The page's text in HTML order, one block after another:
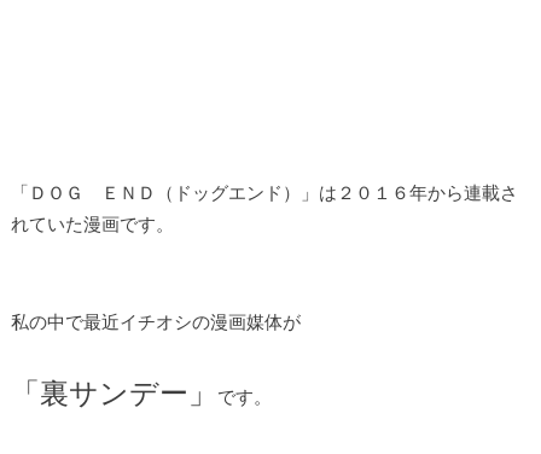
「ＤＯＧ ＥＮＤ（ドッグエンド）」は２０１６年から連載さ
れていた漫画です。
私の中で最近イチオシの漫画媒体が
「裏サンデー」 です。